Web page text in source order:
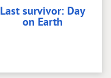
Last survivor: Day
on Earth